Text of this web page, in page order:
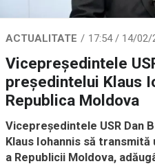
ACTUALITATE 17:54 / 14/02/
Vicepreşedintele
preşedintelui Klaus
Republica Moldova
Vicepreşedintele USR Dan
Klaus Iohannis să transmită
a Republicii Moldova,